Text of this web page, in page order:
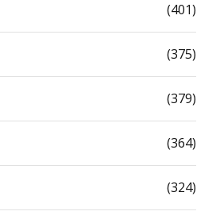
(401)
(375)
(379)
(364)
(324)